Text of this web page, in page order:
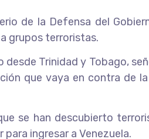
de la Defensa del
grupos terroristas.
desde Trinidad y Tobago,
que vaya en contra de
se han descubierto
ingresar a Venezuela.